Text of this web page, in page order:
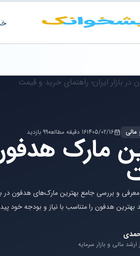
مالی 1405/02/1616 دقیقه مطالعه 99 بازدید مارک
معرفی و بررسی جامع بهترین مارک‌های هدفون در
بهترین هدفون را متناسب با نیاز و بودجه خود
ارشد مالی و بازار سرمایه